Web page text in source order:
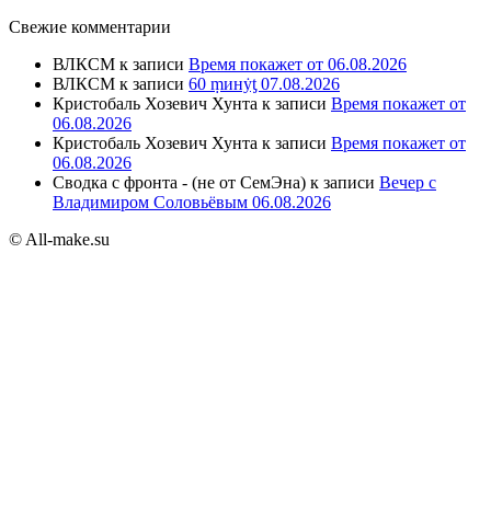
Свежие комментарии
ВЛКСМ к записи Время покажет от 06.08.2026
ВЛКСМ к записи 60 ṃинẏƫ 07.08.2026
Кристобаль Хозевич Хунта к записи Время покажет от
06.08.2026
Кристобаль Хозевич Хунта к записи Время покажет от
06.08.2026
Сводка с фронта - (не от СемЭна) к записи Вечер с
Владимиром Соловьёвым 06.08.2026
© All-make.su